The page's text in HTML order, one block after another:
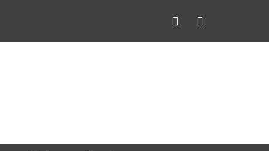
Twitter